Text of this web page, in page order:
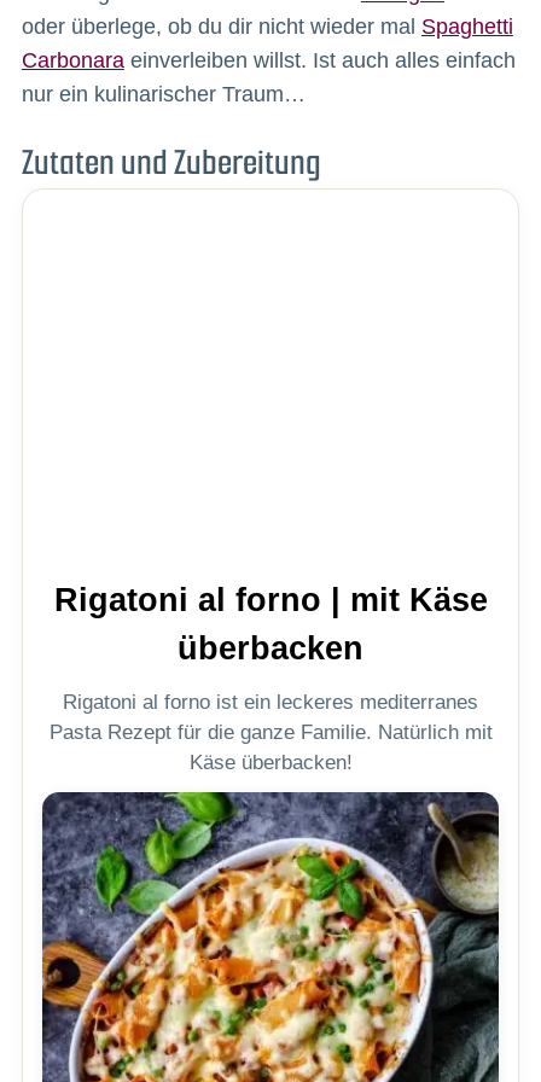
oder überlege, ob du dir nicht wieder mal Spaghetti
Carbonaraeinverleiben willst. Ist auch alles einfach
nur ein kulinarischer Traum…
Zutaten und Zubereitung
Rigatoni al forno | mit Käse
überbacken
Rigatoni al forno ist ein leckeres mediterranes
Pasta Rezept für die ganze Familie. Natürlich mit
Käse überbacken!